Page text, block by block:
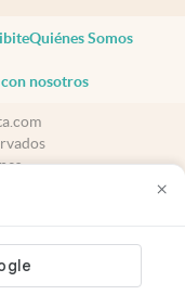
×
Quiénes Somos
nosotros
S.A Registro de